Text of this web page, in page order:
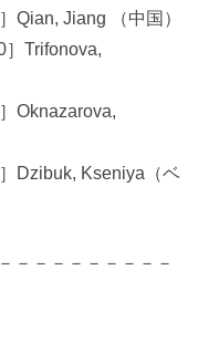
Jiang （中国）
Trifonova,
Oknazarova,
Dzibuk, Kseniya（ベ
－－－－－－－－－